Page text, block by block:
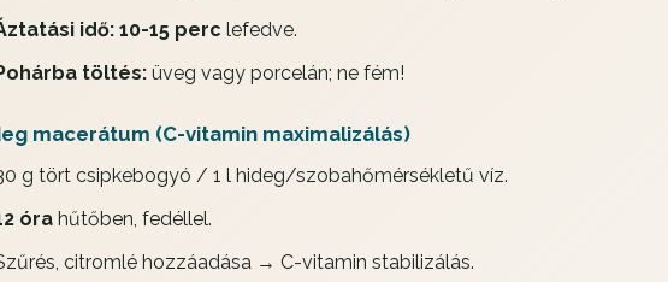
idő: 10-15 perc lefedve.
töltés:üveg vagy porcelán; ne fém!
macerátum (C-vitamin maximalizálás)
g tört csipkebogyó / 1 l hideg/szobahőmérsékletű víz.
órahűtőben, fedéllel.
citromlé hozzáadása → C-vitamin stabilizálás.